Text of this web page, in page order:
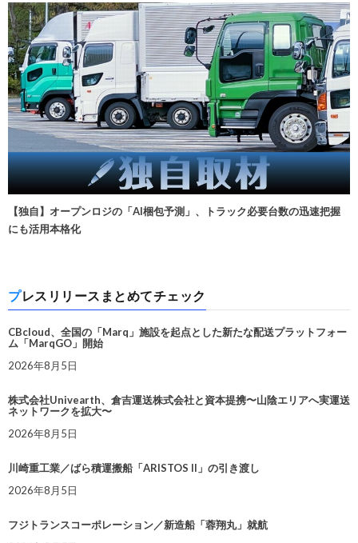
【独自】オープンロジの「AI梱包予測」、トラック必要台数の迅速把握
にも活用本格化
プレスリリースまとめてチェック
CBcloud、全国の「Marq」施設を起点とした新たな配送プラットフォー
ム「MarqGO」開始
2026年8月5日
株式会社Univearth、倉吉運送株式会社と資本提携〜山陰エリアへ実運送
ネットワークを拡大〜
2026年8月5日
川崎重工業／ばら積運搬船「ARISTOS II」の引き渡し
2026年8月5日
フジトランスコーポレーション／新造船「蓉翔丸」就航